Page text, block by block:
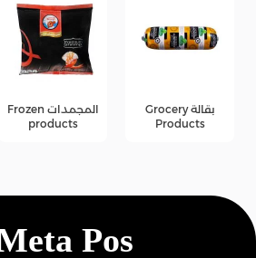
بقالة Grocery
Products
المجمدات Frozen
products